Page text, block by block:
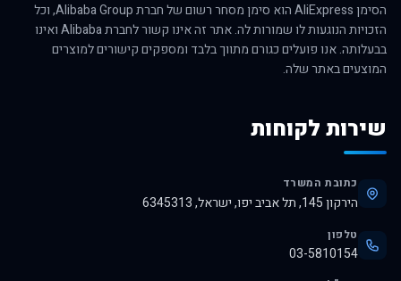
הסימן AliExpress הוא סימן מסחר רשום של חברת Alibaba Group, וכל
הזכויות הנוגעות לו שמורות לה. אתר זה אינו קשור לחברת Alibaba ואינו
בבעלותה. אנו פועלים כגורם מתווך בלבד ומספקים קישורים למוצרים
המוצעים באתר שלה.
שירות לקוחות
כתובת המשרד
הירקון 145, תל אביב יפו, ישראל, 6345313
טלפון
03-5810154